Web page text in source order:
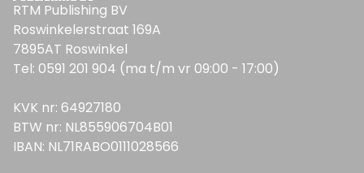
RTM Publishing BV
Roswinkelerstraat 169A
7895AT Roswinkel
Tel: 0591 201 904 (ma t/m vr 09:00 - 17:00)
KVK nr: 64927180
BTW nr: NL855906704B01
IBAN: NL71RABO0111028566